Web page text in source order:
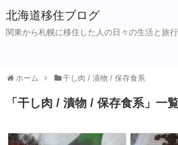
北海道移住ブログ
関東から札幌に移住した人の日々の生活と旅
ホーム 干し肉 / 漬物 / 保存食系
「 干し肉 / 漬物 / 保存食系 」 一